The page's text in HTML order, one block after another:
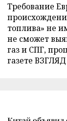
Требование
топлива» не
не сможет
газ и СПГ,
газете